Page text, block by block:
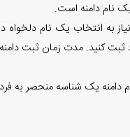
ثبت کنید. مدت زمان ثبت
دامنه یک شناسه منحصر به